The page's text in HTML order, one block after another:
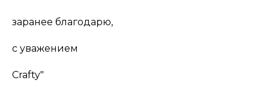
заранее благодарю,
с уважением
Crafty"